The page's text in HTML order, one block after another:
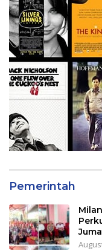
Pemerintah